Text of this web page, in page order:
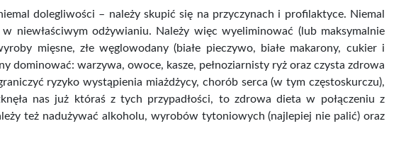
dolegliwości – należy skupić się na przyczynach i profilaktyce. Niemal
niewłaściwym odżywianiu. Należy więc wyeliminować (lub maksymalnie
mięsne, złe węglowodany (białe pieczywo, białe makarony, cukier i
dominować: warzywa, owoce, kasze, pełnoziarnisty ryż oraz czysta zdrowa
ryzyko wystąpienia miażdżycy, chorób serca (w tym częstoskurczu),
nas już któraś z tych przypadłości, to zdrowa dieta w połączeniu z
też nadużywać alkoholu, wyrobów tytoniowych (najlepiej nie palić) oraz